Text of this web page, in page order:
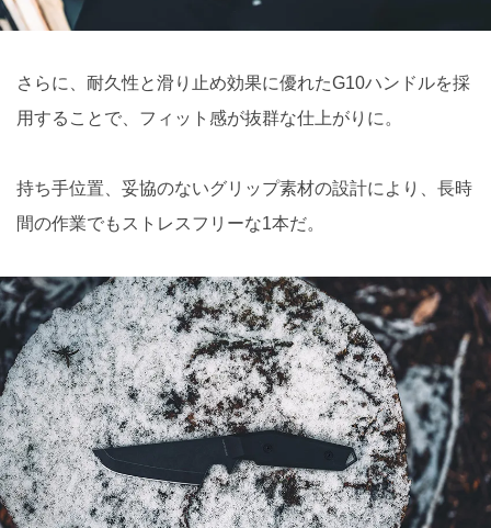
さらに、耐久性と滑り止め効果に優れたG10ハンドルを採
用することで、フィット感が抜群な仕上がりに。
持ち手位置、妥協のないグリップ素材の設計により、長時
間の作業でもストレスフリーな1本だ。